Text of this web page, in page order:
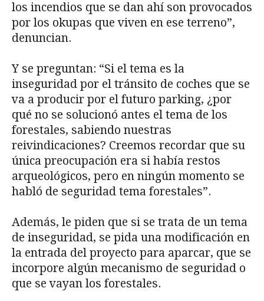
los incendios que se dan ahí son provocados
por los okupas que viven en ese terreno”,
denuncian.
Y se preguntan: “Si el tema es la
inseguridad por el tránsito de coches que se
va a producir por el futuro parking, ¿por
qué no se solucionó antes el tema de los
forestales, sabiendo nuestras
reivindicaciones? Creemos recordar que su
única preocupación era si había restos
arqueológicos, pero en ningún momento se
habló de seguridad tema forestales”.
Además, le piden que si se trata de un tema
de inseguridad, se pida una modificación en
la entrada del proyecto para aparcar, que se
incorpore algún mecanismo de seguridad o
que se vayan los forestales.